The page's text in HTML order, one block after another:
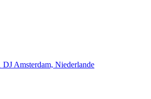
Amsterdam, Niederlande